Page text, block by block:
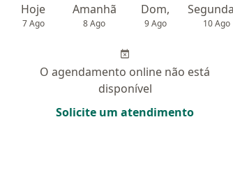
Hoje
7 Ago
Amanhã
8 Ago
Dom,
9 Ago 10 Ago
O agendamento online não está
disponível
Solicite um atendimento